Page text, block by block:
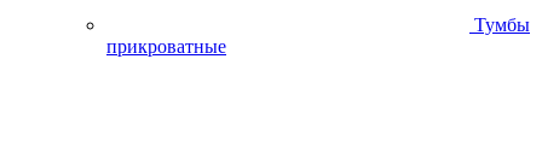
Тумбы
прикроватные